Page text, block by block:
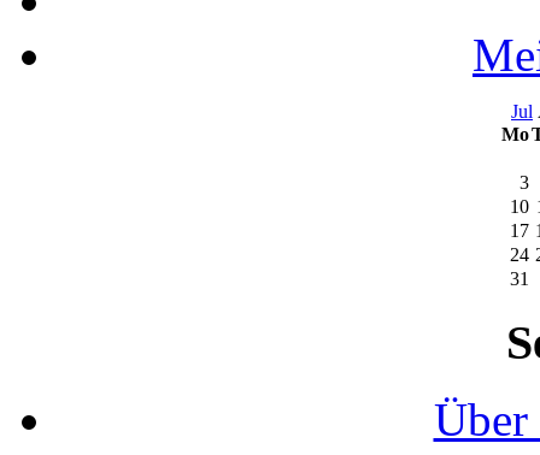
Jul
Mo
3
10
17
24
31